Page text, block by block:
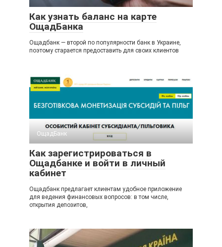
Как узнать баланс на карте
ОщадБанка
Ощадбанк — второй по популярности банк в Украине,
поэтому старается предоставить для своих клиентов
ОщадБанк
Как зарегистрироваться в
Ощадбанке и войти в личный
кабинет
Ощадбанк предлагает клиентам удобное приложение
для ведения финансовых вопросов: в том числе,
открытия депозитов,